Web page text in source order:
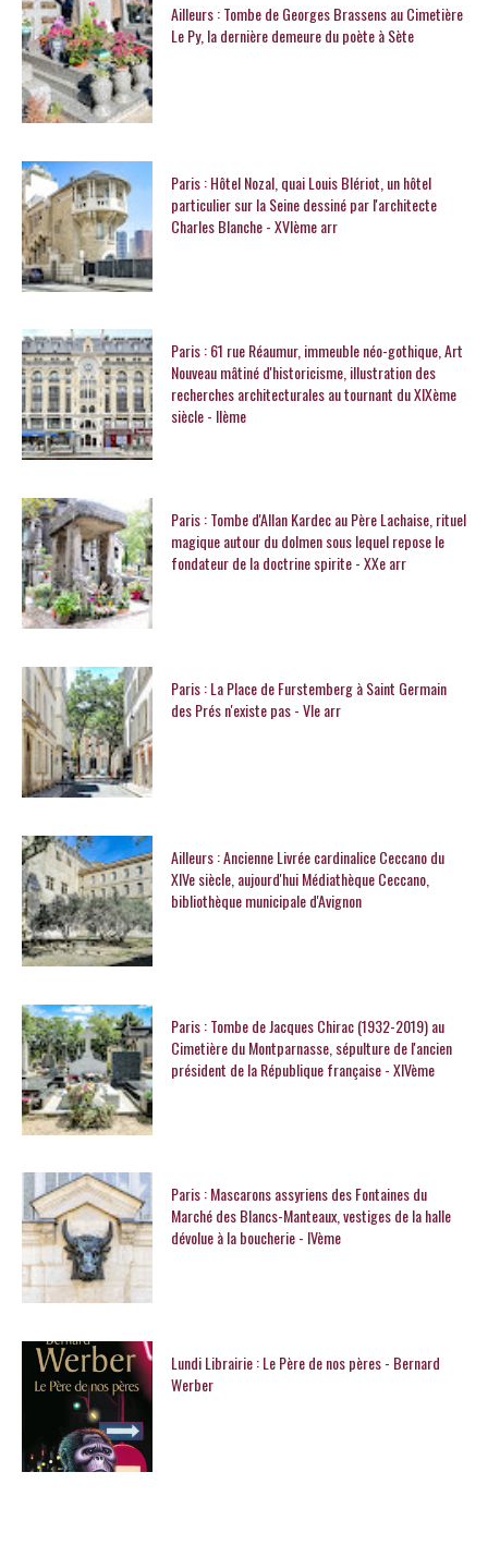
Ailleurs : Tombe de Georges Brassens au Cimetière
Le Py, la dernière demeure du poète à Sète
Paris : Hôtel Nozal, quai Louis Blériot, un hôtel
particulier sur la Seine dessiné par l'architecte
Charles Blanche - XVIème arr
Paris : 61 rue Réaumur, immeuble néo-gothique, Art
Nouveau mâtiné d'historicisme, illustration des
recherches architecturales au tournant du XIXème
siècle - IIème
Paris : Tombe d'Allan Kardec au Père Lachaise, rituel
magique autour du dolmen sous lequel repose le
fondateur de la doctrine spirite - XXe arr
Paris : La Place de Furstemberg à Saint Germain
des Prés n'existe pas - VIe arr
Ailleurs : Ancienne Livrée cardinalice Ceccano du
XIVe siècle, aujourd'hui Médiathèque Ceccano,
bibliothèque municipale d'Avignon
Paris : Tombe de Jacques Chirac (1932-2019) au
Cimetière du Montparnasse, sépulture de l'ancien
président de la République française - XIVème
Paris : Mascarons assyriens des Fontaines du
Marché des Blancs-Manteaux, vestiges de la halle
dévolue à la boucherie - IVème
Lundi Librairie : Le Père de nos pères - Bernard
Werber